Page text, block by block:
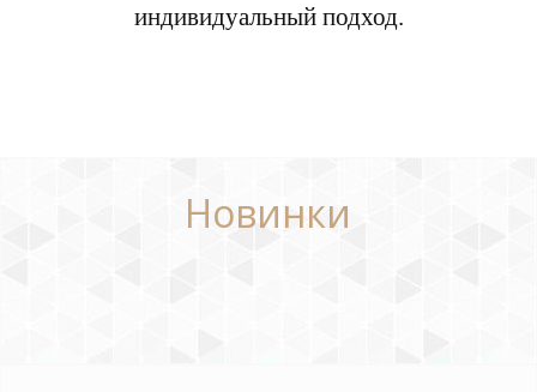
индивидуальный подход.
Новинки